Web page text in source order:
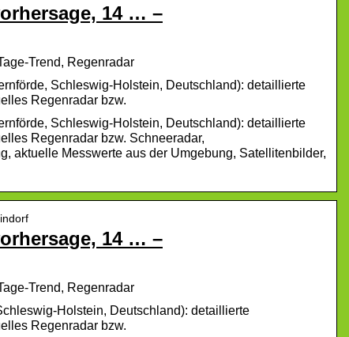
14 … –
Trend, Regenradar
Schleswig-Holstein, Deutschland): detaillierte
Regenradar bzw.
Schleswig-Holstein, Deutschland): detaillierte
Regenradar bzw. Schneeradar,
aktuelle Messwerte aus der Umgebung, Satellitenbilder,
14 … –
Trend, Regenradar
Holstein, Deutschland): detaillierte
Regenradar bzw.